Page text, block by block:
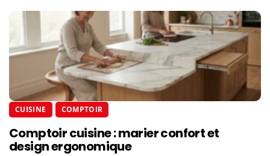
CUISINE COMPTOIR
Comptoir cuisine : marier confort et
design ergonomique